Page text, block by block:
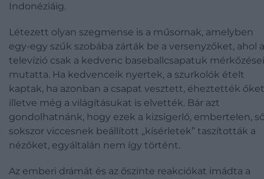
Indonéziáig.
Létezett olyan szegmense is a műsornak, amelyben
egy-egy szűk szobába zárták be a versenyzőket, ahol a
televízió csak a kedvenc baseballcsapatuk
mutatta. Ha kedvenceik nyertek, a szurkolók ételt
kaptak, ha azonban a csapat vesztett, éheztették
illetve még a világításukat is elvették. Bár azt
gondolhatnánk, hogy ezek a kizsigerlő, embertelen,
sokszor viccesnek beállított „kísérletek” taszították a
nézőket, egyáltalán nem így történt.
Az emberi drámát és az őszinte reakciókat imádta a